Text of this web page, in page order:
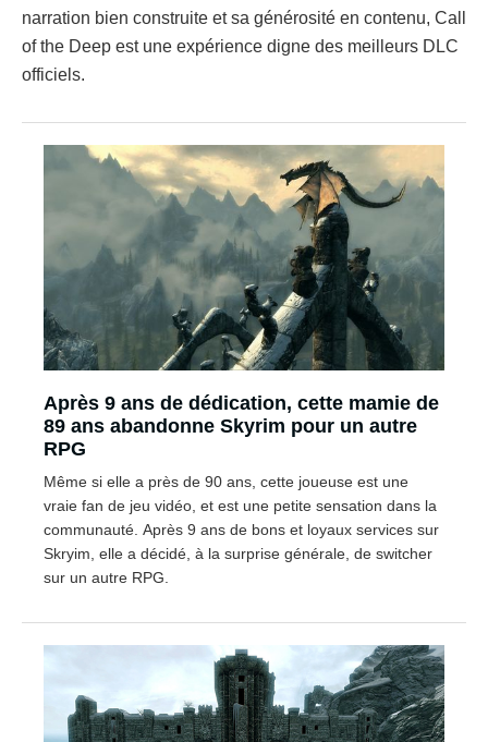
narration bien construite et sa générosité en contenu, Call
of the Deep est une expérience digne des meilleurs DLC
officiels.
Après 9 ans de dédication, cette mamie de
89 ans abandonne Skyrim pour un autre
RPG
Même si elle a près de 90 ans, cette joueuse est une
vraie fan de jeu vidéo, et est une petite sensation dans la
communauté. Après 9 ans de bons et loyaux services sur
Skryim, elle a décidé, à la surprise générale, de switcher
sur un autre RPG.